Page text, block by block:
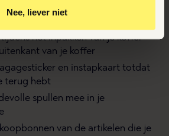
te klikken ga je akkoord met
cookies.
Nee, liever niet
tijdens het inpakken van je koffer
van je koffer
en instapkaart totdat
terug hebt
spullen mee in je
van de artikelen die je